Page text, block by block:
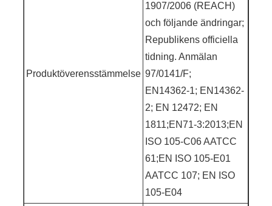
Produktöverensstämmelse
1907/2006 (REACH)
och följande ändringar;
Republikens officiella
tidning. Anmälan
97/0141/F;
EN14362-1; EN14362-
2; EN 12472; EN
1811;EN71-3:2013;EN
ISO 105-C06 AATCC
61;EN ISO 105-E01
AATCC 107; EN ISO
105-E04